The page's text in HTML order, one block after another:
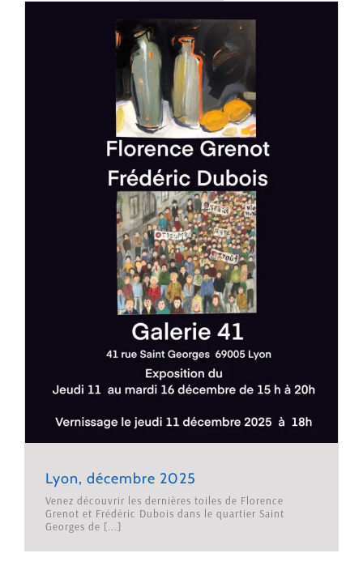
Lyon, décembre 2025
Venez découvrir les dernières toiles de Florence
Grenot et Frédéric Dubois dans le quartier Saint
Georges de [...]